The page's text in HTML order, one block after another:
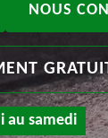
NOUS
au samedi